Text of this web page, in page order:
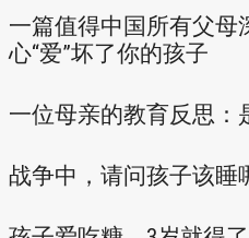
一篇值得中国所有父母
心“爱”坏了你的孩子
一位母亲的教育反思：
战争中，请问孩子该睡